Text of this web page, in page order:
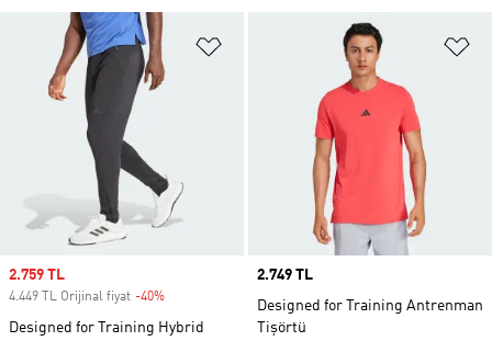
Favori Listesine Ekle
Sale price
2.759 TL
4.449 TL Orijinal fiyat -40%
Designed for Training Hybrid
Price
2.749 TL
Designed for Training Antrenman
Tişörtü